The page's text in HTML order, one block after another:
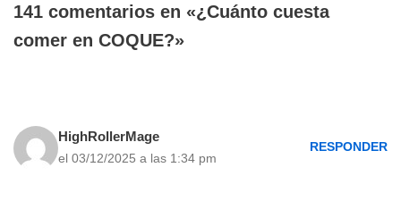
141 comentarios en «¿Cuánto cuesta
comer en COQUE?»
HighRollerMage
el 03/12/2025 a las 1:34 pm
RESPONDER